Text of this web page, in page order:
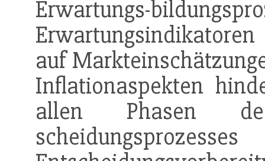
Erwartungs-
auf
Inflationaspekten
allen Phasen